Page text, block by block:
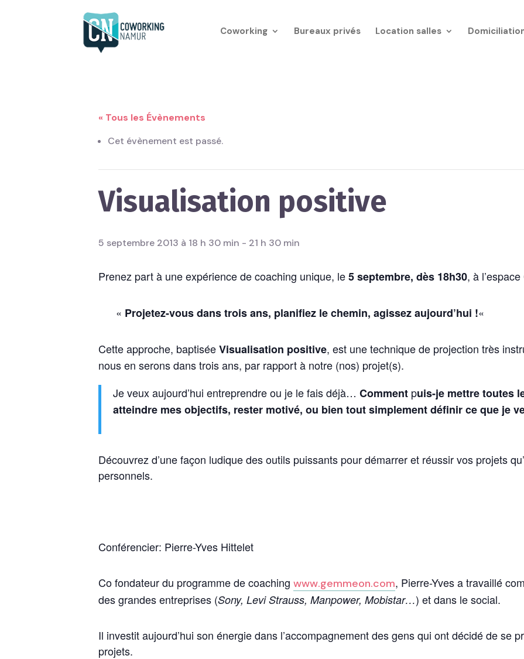
Coworking Bureaux privés Location salles
« Tous les Évènements
Cet évènement est passé.
Visualisation positive
5 septembre 2013 à 18 h 30 min - 21 h 30 min
Prenez part à une expérience de coaching unique, le5 septembre, dès 18h30, à
« Projetez-vous dans trois ans, planifiez le chemin, agissez aujourd’hui !«
Cette approche, baptiséeVisualisation positive, est une technique de projection très
nous en serons dans trois ans, par rapport à notre (nos) projet(s).
Je veux aujourd’hui entreprendre ou je le fais déjà… Comment puis-je mettre toutes
atteindre mes objectifs, rester motivé, ou bien tout simplement définir ce que je
Découvrez d’une façon ludique des outils puissants pour démarrer et réussir vos projets
personnels.
Conférencier: Pierre-Yves Hittelet
Co fondateur du programme de coaching www.gemmeon.com, Pierre-Yves a travaillé
des grandes entreprises (Sony, Levi Strauss, Manpower, Mobistar…) et dans le social.
Il investit aujourd’hui son énergie dans l’accompagnement des gens qui ont décidé de se
projets.